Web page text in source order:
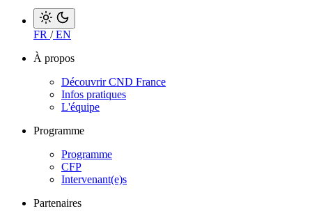
FR /EN
À propos
Découvrir CND France
Infos pratiques
L'équipe
Programme
Programme
CFP
Intervenant(e)s
Partenaires